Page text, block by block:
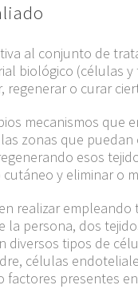
al conjunto de
biológico (células
regenerar o curar
mecanismos que
zonas que puedan
esos
y eliminar o
realizar
la persona, dos
diversos tipos de
células
factores presentes